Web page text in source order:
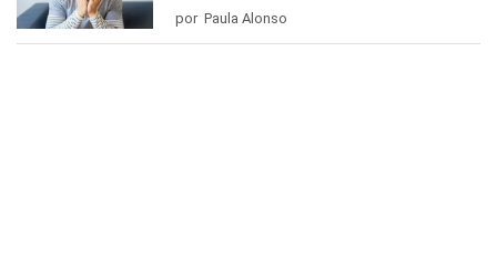
por Paula Alonso